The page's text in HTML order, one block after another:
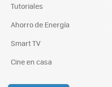
Tutoriales
Ahorro de Energía
Smart TV
Cine en casa